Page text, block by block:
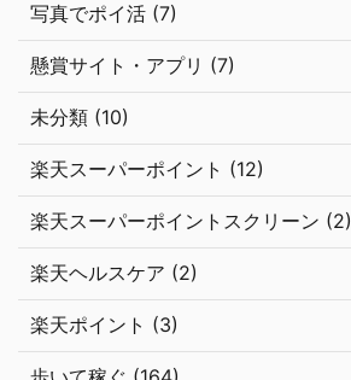
写真でポイ活 (7)
懸賞サイト・アプリ (7)
未分類 (10)
楽天スーパーポイント (12)
楽天スーパーポイントスクリーン (2)
楽天ヘルスケア (2)
楽天ポイント (3)